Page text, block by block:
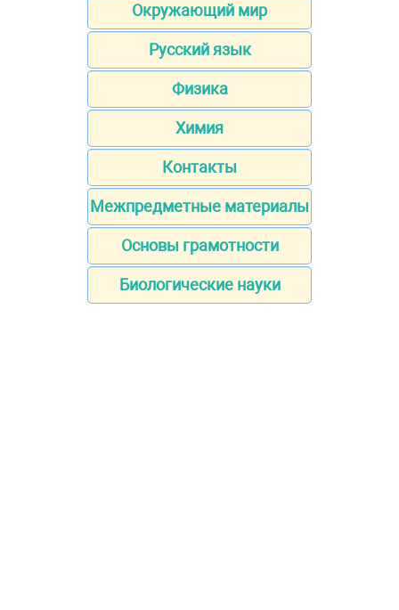
Окружающий мир
Русский язык
Физика
Химия
Контакты
Межпредметные материалы
Основы грамотности
Биологические науки